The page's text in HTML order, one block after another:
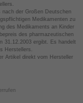
nach der Großen Deutschen
Medikamenten zu
des Medikaments an Kinder
des pharmazeutischen
31.12.2003 ergibt. Es handelt
Herstellers.
Artikel direkt vom Hersteller